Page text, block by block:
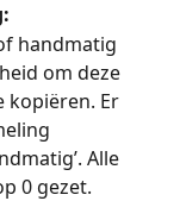
handmatig
om deze
kopiëren. Er
Alle
0 gezet.